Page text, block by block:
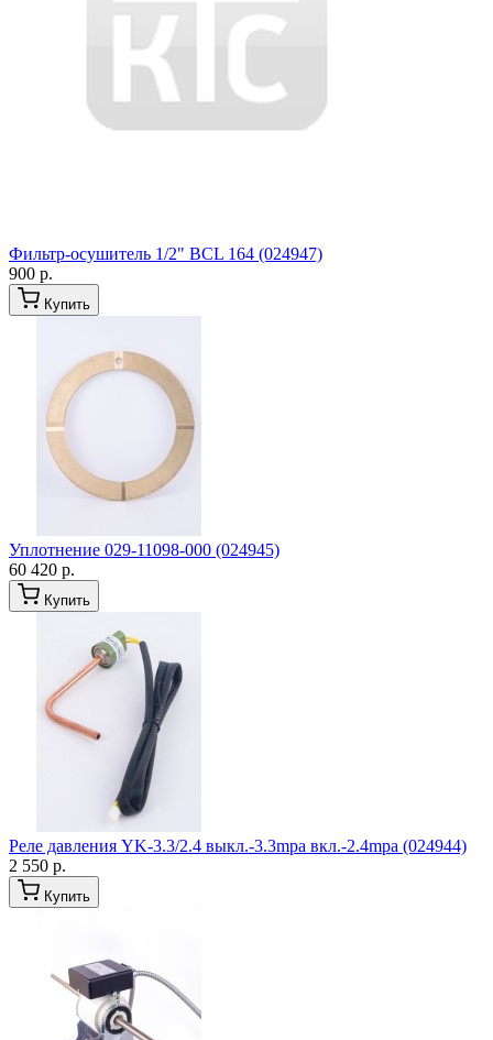
Фильтр-осушитель 1/2" BCL 164 (024947)
900 р.
Купить
Уплотнение 029-11098-000 (024945)
60 420 р.
Купить
Реле давления YK-3.3/2.4 выкл.-3.3mpa вкл.-2.4mpa (024944)
2 550 р.
Купить